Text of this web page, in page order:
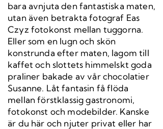
bara avnjuta den fantastiska maten,
utan även betrakta fotograf Eas
Czyz fotokonst mellan tuggorna.
Eller som en lugn och skön
konstrunda efter maten, lagom till
kaffet och slottets himmelskt goda
praliner bakade av vår chocolatier
Susanne. Låt fantasin få flöda
mellan förstklassig gastronomi,
fotokonst och modebilder. Kanske
är du här och njuter privat eller har